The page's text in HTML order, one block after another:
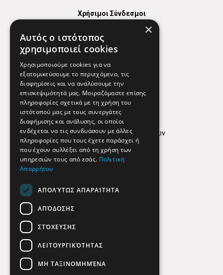
Χρήσιμοι Σύνδεσμοι
Χρήσιμα Τηλέφωνα
Εφημερεύοντα Φαρμακεία
Απόρρητο
Όροι Χρήσης
Πολιτική προστασίας δεδομένων
Findhere
Social Media
×
Αυτός ο ιστότοπος
χρησιμοποιεί cookies
Χρησιμοποιούμε cookies για να
εξατομικεύσουμε το περιεχόμενο, τις
διαφημίσεις και να αναλύσουμε την
επισκεψιμότητά μας. Μοιραζόμαστε επίσης
πληροφορίες σχετικά με τη χρήση του
ιστότοπού μας με τους συνεργάτες
διαφήμισης και ανάλυσης, οι οποίοι
ενδέχεται να τις συνδυάσουν με άλλες
πληροφορίες που τους έχετε παράσχει ή
που έχουν συλλέξει από τη χρήση των
υπηρεσιών τους από εσάς. Πολιτική
Απορρήτου
ΑΠΟΛΎΤΩΣ ΑΠΑΡΑΊΤΗΤΑ
ΑΠΌΔΟΣΗΣ
ΣΤΌΧΕΥΣΗΣ
ΛΕΙΤΟΥΡΓΙΚΌΤΗΤΑΣ
ΜΗ ΤΑΞΙΝΟΜΗΜΈΝΑ